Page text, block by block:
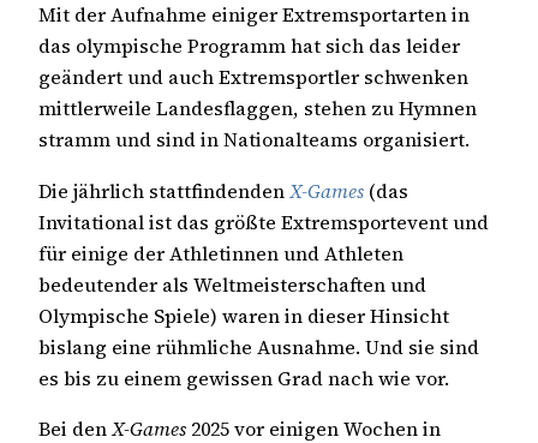
Mit der Aufnahme einiger Extremsportarten in
das olympische Programm hat sich das leider
geändert und auch Extremsportler schwenken
mittlerweile Landesflaggen, stehen zu Hymnen
stramm und sind in Nationalteams organisiert.
Die jährlich stattfindendenX-Games (das
Invitational ist das größte Extremsportevent und
für einige der Athletinnen und Athleten
bedeutender als Weltmeisterschaften und
Olympische Spiele) waren in dieser Hinsicht
bislang eine rühmliche Ausnahme. Und sie sind
es bis zu einem gewissen Grad nach wie vor.
Bei denX-Games 2025 vor einigen Wochen in